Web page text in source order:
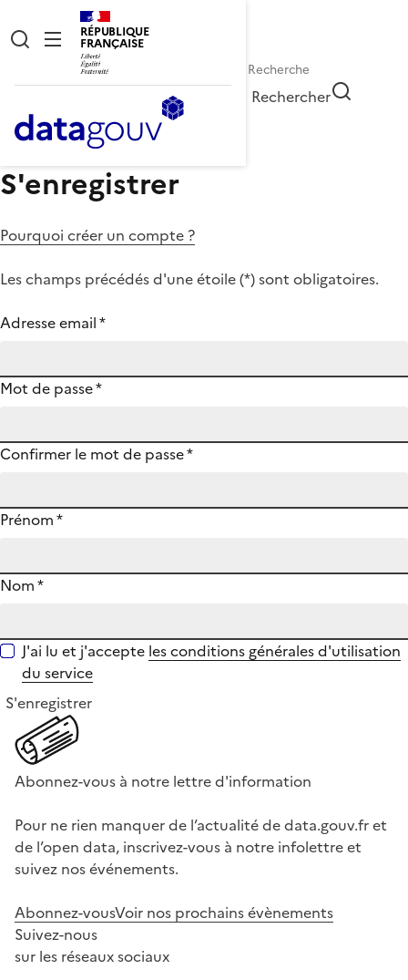
RÉPUBLIQUE
FRANÇAISE
Rechercher
S'enregistrer
Pourquoi créer un compte ?
Les champs précédés d'une étoile (*) sont obligatoires.
Adresse email*
Mot de passe*
Confirmer le mot de passe*
Prénom*
Nom*
J'ai lu et j'accepte les conditions générales d'utilisation
du service
S'enregistrer
Abonnez-vous à notre lettre d'information
Pour ne rien manquer de l’actualité de data.gouv.fr et
de l’open data, inscrivez-vous à notre infolettre et
suivez nos événements.
Abonnez-vousVoir nos prochains évènements
Suivez-nous
sur les réseaux sociaux